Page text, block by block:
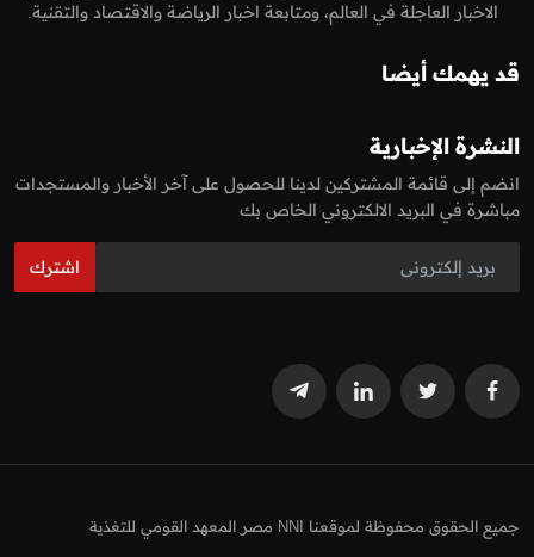
الاخبار العاجلة في العالم، ومتابعة اخبار الرياضة والاقتصاد والتقنية.
قد يهمك أيضا
النشرة الإخبارية
انضم إلى قائمة المشتركين لدينا للحصول على آخر الأخبار والمستجدات
مباشرة في البريد الالكتروني الخاص بك
اشترك
جميع الحقوق محفوظة لموقعنا NNI مصر المعهد القومي للتغذية